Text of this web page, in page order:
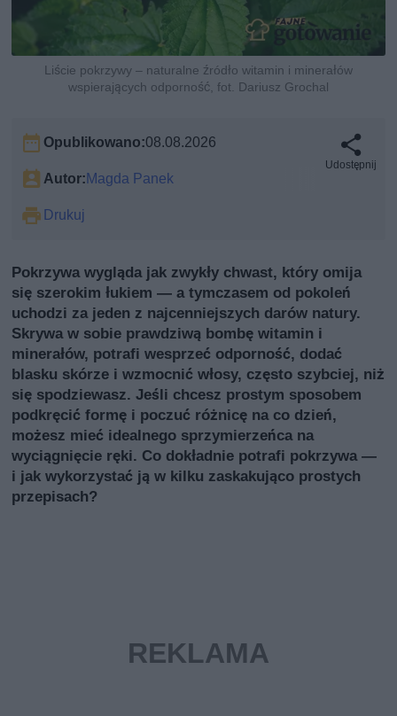
Liście pokrzywy – naturalne źródło witamin i minerałów
wspierających odporność, fot. Dariusz Grochal
Opublikowano:08.08.2026
Autor:Magda Panek
Drukuj
Udostępnij
Pokrzywa wygląda jak zwykły chwast, który omija
się szerokim łukiem — a tymczasem od pokoleń
uchodzi za jeden z najcenniejszych darów natury.
Skrywa w sobie prawdziwą bombę witamin i
minerałów, potrafi wesprzeć odporność, dodać
blasku skórze i wzmocnić włosy, często szybciej, niż
się spodziewasz. Jeśli chcesz prostym sposobem
podkręcić formę i poczuć różnicę na co dzień,
możesz mieć idealnego sprzymierzeńca na
wyciągnięcie ręki. Co dokładnie potrafi pokrzywa —
i jak wykorzystać ją w kilku zaskakująco prostych
przepisach?